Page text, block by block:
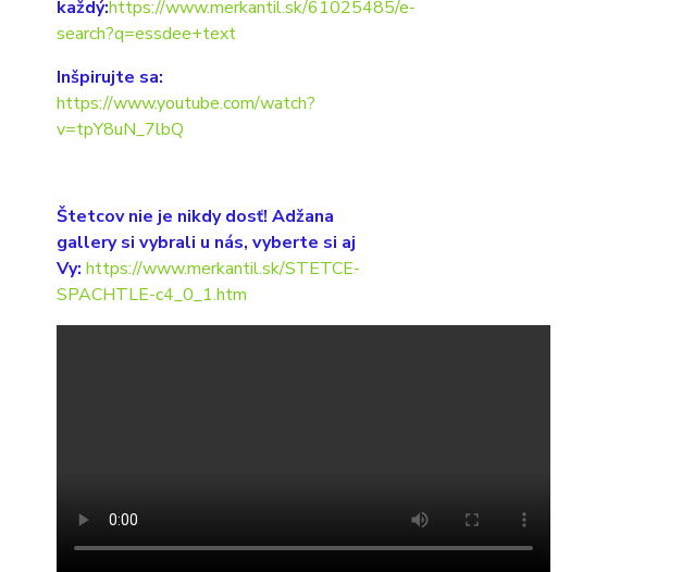
každý:https://www.merkantil.sk/61025485/e-
search?q=essdee+text
Inšpirujte sa:
https://www.youtube.com/watch?
v=tpY8uN_7lbQ
Štetcov nie je nikdy dosť! Adžana
gallery si vybrali u nás, vyberte si aj
Vy: https://www.merkantil.sk/STETCE-
SPACHTLE-c4_0_1.htm